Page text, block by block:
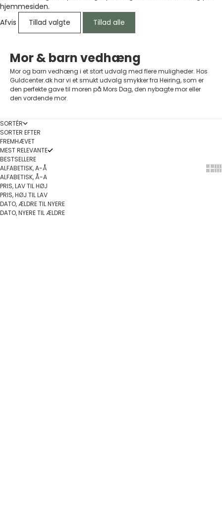
hjemmesiden.
Afvis
Tillad valgte Tillad alle
Mor & barn vedhæng
Mor og barn vedhæng i et stort udvalg med flere muligheder. Hos
Guldcenter.dk har vi et smukt udvalg smykker fra Heiring, som er
den perfekte gave til moren på Mors Dag, den nybagte mor eller
den vordende mor.
SORTÉR
SORTER EFTER
FREMHÆVET
MEST RELEVANTE
BESTSELLERE
ALFABETISK, A-Å
ALFABETISK, Å-A
PRIS, LAV TIL HØJ
PRIS, HØJ TIL LAV
DATO, ÆLDRE TIL NYERE
DATO, NYERE TIL ÆLDRE